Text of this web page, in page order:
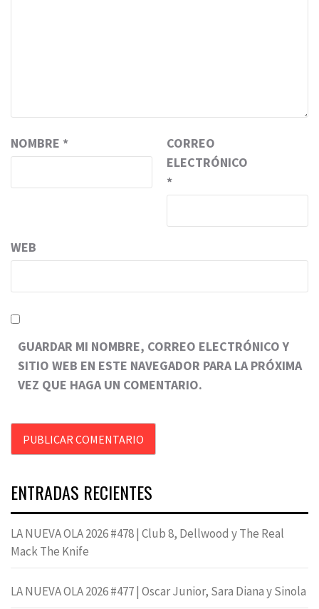
NOMBRE *
CORREO
ELECTRÓNICO
*
WEB
GUARDAR MI NOMBRE, CORREO ELECTRÓNICO Y
SITIO WEB EN ESTE NAVEGADOR PARA LA PRÓXIMA
VEZ QUE HAGA UN COMENTARIO.
ENTRADAS RECIENTES
LA NUEVA OLA 2026 #478 | Club 8, Dellwood y The Real
Mack The Knife
LA NUEVA OLA 2026 #477 | Oscar Junior, Sara Diana y Sinola